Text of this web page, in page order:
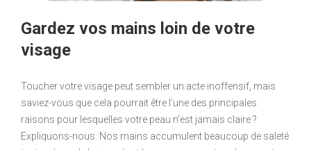
Gardez vos mains loin de votre
visage
Toucher votre visage peut sembler un acte inoffensif, mais
saviez-vous que cela pourrait être l’une des principales
raisons pour lesquelles votre peau n’est jamais claire ?
Expliquons-nous. Nos mains accumulent beaucoup de saleté